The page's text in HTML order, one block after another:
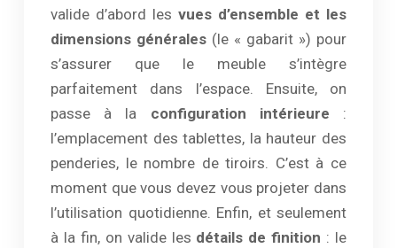
valide d’abord les vues d’ensemble et les
dimensions générales (le « gabarit ») pour
s’assurer que le meuble s’intègre
parfaitement dans l’espace. Ensuite, on
passe à la configuration intérieure :
l’emplacement des tablettes, la hauteur des
penderies, le nombre de tiroirs. C’est à ce
moment que vous devez vous projeter dans
l’utilisation quotidienne. Enfin, et seulement
à la fin, on valide les détails de finition : le